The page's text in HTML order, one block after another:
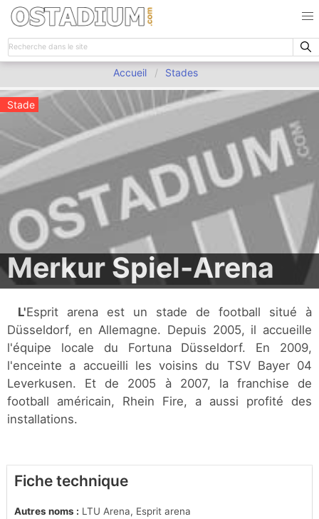
Accueil Stades
Stade
Merkur Spiel-Arena
L'Esprit arena est un stade de football situé à
Düsseldorf, en Allemagne. Depuis 2005, il accueille
l'équipe locale du Fortuna Düsseldorf. En 2009,
l'enceinte a accueilli les voisins du TSV Bayer 04
Leverkusen. Et de 2005 à 2007, la franchise de
football américain, Rhein Fire, a aussi profité des
installations.
Fiche technique
Autres noms : LTU Arena, Esprit arena